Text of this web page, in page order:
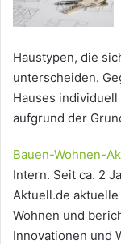
Haustypen, die
unterscheiden.
Hauses
aufgrund der
Bauen-Wohnen-
Intern. Seit ca. 2
Aktuell.de
Wohnen und
Innovationen und